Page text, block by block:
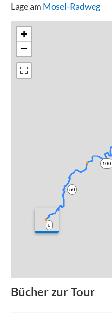
Lage am Mosel-Radweg
0
50
100
+
−
Bücher zur Tour